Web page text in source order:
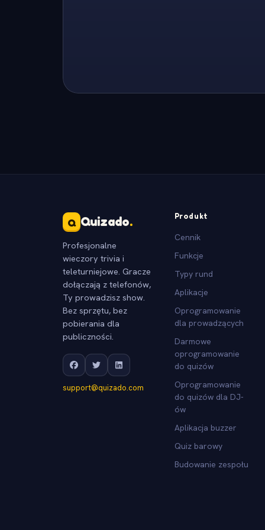
Q Quizado.
Profesjonalne
wieczory trivia i
teleturniejowe. Gracze
dołączają z telefonów,
Ty prowadzisz show.
Bez sprzętu, bez
pobierania dla
publiczności.
support@quizado.com
Produkt
Cennik
Funkcje
Typy rund
Aplikacje
Oprogramowanie
dla prowadzących
Darmowe
oprogramowanie
do quizów
Oprogramowanie
do quizów dla DJ-
ów
Aplikacja buzzer
Quiz barowy
Budowanie zespołu